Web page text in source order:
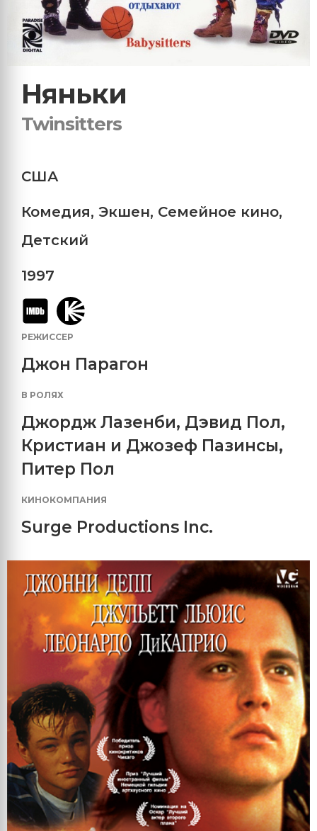
Няньки
Twinsitters
США
Комедия, Экшен, Семейное кино,
Детский
1997
РЕЖИССЕР
Джон Парагон
В РОЛЯХ
Джордж Лазенби, Дэвид Пол,
Кристиан и Джозеф Пазинсы,
Питер Пол
КИНОКОМПАНИЯ
Surge Productions Inc.